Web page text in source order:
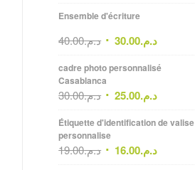
Ensemble d'écriture
د.م.40.00 د.م.30.00
cadre photo personnalisé
Casablanca
د.م.30.00 د.م.25.00
Étiquette d'identification de valise
personnalise
د.م.19.00 د.م.16.00